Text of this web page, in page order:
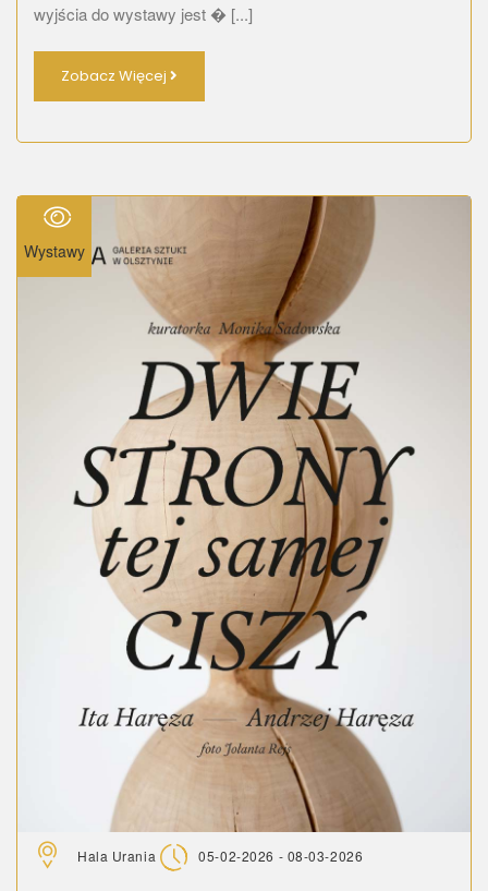
wyjścia do wystawy jest � [...]
Zobacz Więcej
Wystawy
Hala Urania 05-02-2026 - 08-03-2026